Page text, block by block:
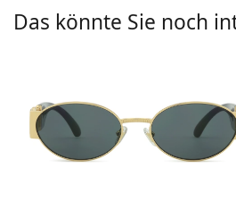
Das könnte Sie noch